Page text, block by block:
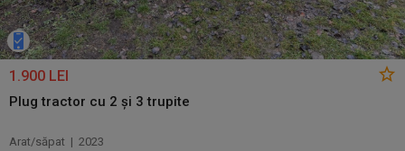
1.900 LEI
Plug tractor cu 2 și 3 trupite
Arat/săpat | 2023